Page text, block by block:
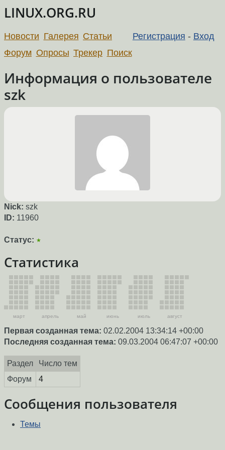
LINUX.ORG.RU
Регистрация - Вход
Новости Галерея Статьи
Форум Опросы Трекер Поиск
Информация о пользователе
szk
Nick: szk
ID: 11960
Статус: ★
Статистика
март апрель май июнь июль август
Первая созданная тема: 02.02.2004 13:34:14 +00:00
Последняя созданная тема: 09.03.2004 06:47:07 +00:00
Раздел
Число тем
Форум
4
Сообщения пользователя
Темы